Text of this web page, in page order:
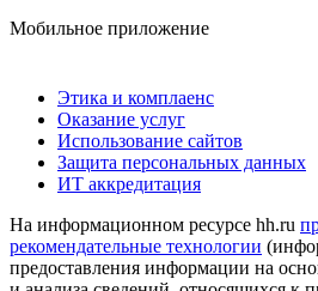
Мобильное приложение
Этика и комплаенс
Оказание услуг
Использование сайтов
Защита персональных данных
ИТ аккредитация
На информационном ресурсе hh.ru
рекомендательные технологии
предоставления информации на